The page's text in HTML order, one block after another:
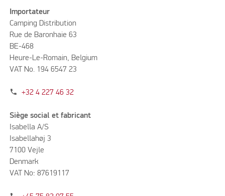
Importateur
Camping Distribution
Rue de Baronhaie 63
BE-468
Heure-Le-Romain, Belgium
VAT No. 194 6547 23
phone +32 4 227 46 32
Siège social et fabricant
Isabella A/S
Isabellahøj 3
7100 Vejle
Denmark
VAT No: 87619117